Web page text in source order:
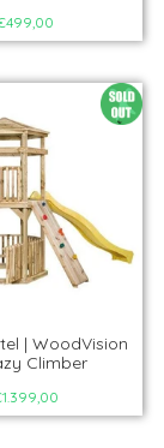
| WoodVision
Climber